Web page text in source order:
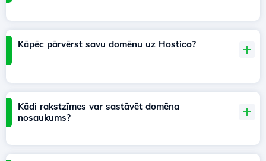
Kāpēc pārvērst savu domēnu uz Hostico?
Kādi rakstzīmes var sastāvēt domēna
nosaukums?